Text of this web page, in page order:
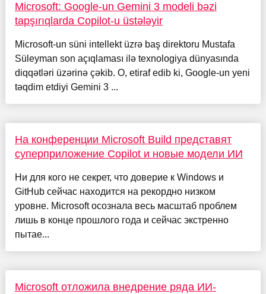
Microsoft: Google-un Gemini 3 modeli bəzi
tapşırıqlarda Copilot-u üstələyir
Microsoft-un süni intellekt üzrə baş direktoru Mustafa
Süleyman son açıqlaması ilə texnologiya dünyasında
diqqətləri üzərinə çəkib. O, etiraf edib ki, Google-un yeni
təqdim etdiyi Gemini 3 ...
На конференции Microsoft Build представят
суперприложение Copilot и новые модели ИИ
Ни для кого не секрет, что доверие к Windows и
GitHub сейчас находится на рекордно низком
уровне. Microsoft осознала весь масштаб проблем
лишь в конце прошлого года и сейчас экстренно
пытае...
Microsoft отложила внедрение ряда ИИ-